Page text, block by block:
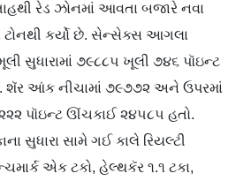
રેડ ઝોનમાં આવતા બજારે નવા
ટોનથી કર્યો છે. સેન્સેક્સ આગલા
સુધારામાં ૭૯૮૮૫ ખૂલી ૭૪૬ પૉઇન્ટ
શૅર આંક નીચામાં ૭૯૭૭૨ અને ઉપરમાં
પૉઇન્ટ ઊંચકાઈ ૨૪૫૮૫ હતો.
સુધારા સામે ગઈ કાલે રિયલ્ટી
એક ટકો, હેલ્થકૅર ૧.૧ ટકા,